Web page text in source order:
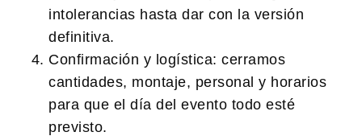
intolerancias hasta dar con la versión
definitiva.
Confirmación y logística: cerramos
cantidades, montaje, personal y horarios
para que el día del evento todo esté
previsto.